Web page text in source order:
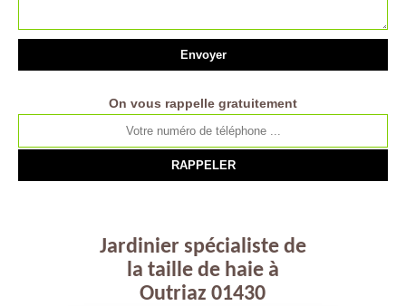
On vous rappelle gratuitement
Jardinier spécialiste de
la taille de haie à
Outriaz 01430